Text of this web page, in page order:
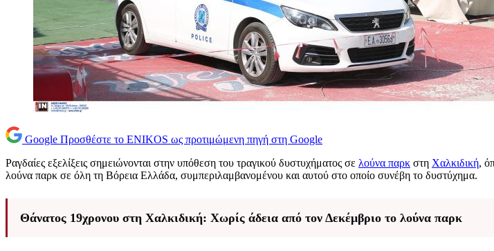
Google Προσθέστε το ENIKOS ως προτιμώμενη πηγή στη Google
Ραγδαίες εξελίξεις σημειώνονται στην υπόθεση του τραγικού δυστυχήματος σε λούνα παρκ στη Χαλκιδική,
λούνα παρκ σε όλη τη Βόρεια Ελλάδα, συμπεριλαμβανομένου και αυτού στο οποίο συνέβη το δυστύχημα.
Θάνατος 19χρονου στη Χαλκιδική: Χωρίς άδεια από τον Δεκέμβριο το λούνα παρκ